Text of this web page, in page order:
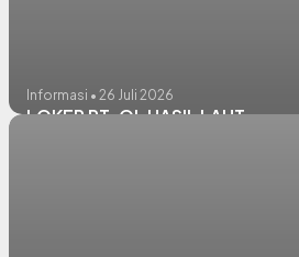
Informasi • 26 Juli 2026
LOKER PT. QL HASIL LAUT